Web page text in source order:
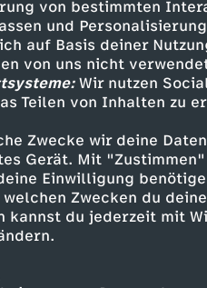
von bestimmten
und
auf Basis deiner
von uns nicht
Wir nutzen
Teilen von Inhalten zu
Zwecke wir deine
Gerät. Mit
Einwilligung
Zwecken du
kannst du jederzeit mit
entdecken
informativ phoenix